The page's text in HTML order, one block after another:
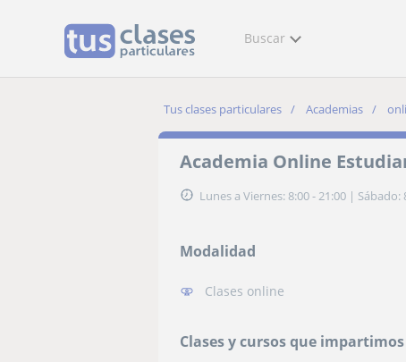
Buscar
Tus clases particulares Academias
Academia Online
Lunes a Viernes: 8:00 - 21:00 | Sábado:
Modalidad
Clases online
Clases y cursos que impartimos